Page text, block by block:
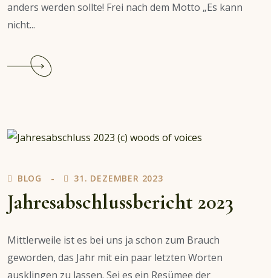
anders werden sollte! Frei nach dem Motto „Es kann
nicht...
BLOG 31. DEZEMBER 2023
Jahresabschlussbericht 2023
Mittlerweile ist es bei uns ja schon zum Brauch
geworden, das Jahr mit ein paar letzten Worten
ausklingen zu lassen. Sei es ein Resümee der